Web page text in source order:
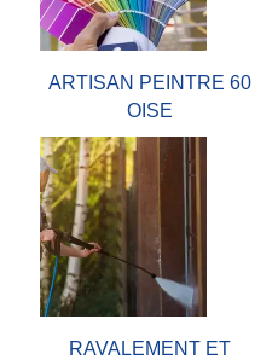
ARTISAN PEINTRE 60
OISE
RAVALEMENT ET